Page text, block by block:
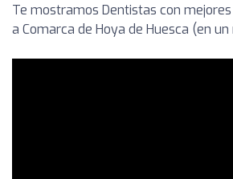
Te mostramos Dentistas con
a Comarca de Hoya de Huesca (en